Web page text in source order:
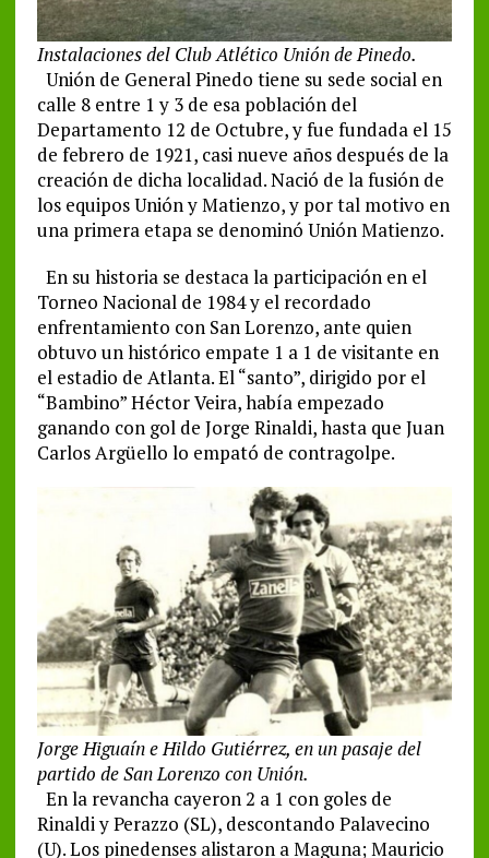
Instalaciones del Club Atlético Unión de Pinedo.
Unión de General Pinedo tiene su sede social en
calle 8 entre 1 y 3 de esa población del
Departamento 12 de Octubre, y fue fundada el 15
de febrero de 1921, casi nueve años después de la
creación de dicha localidad. Nació de la fusión de
los equipos Unión y Matienzo, y por tal motivo en
una primera etapa se denominó Unión Matienzo.
En su historia se destaca la participación en el
Torneo Nacional de 1984 y el recordado
enfrentamiento con San Lorenzo, ante quien
obtuvo un histórico empate 1 a 1 de visitante en
el estadio de Atlanta. El “santo”, dirigido por el
“Bambino” Héctor Veira, había empezado
ganando con gol de Jorge Rinaldi, hasta que Juan
Carlos Argüello lo empató de contragolpe.
Jorge Higuaín e Hildo Gutiérrez, en un pasaje del
partido de San Lorenzo con Unión.
En la revancha cayeron 2 a 1 con goles de
Rinaldi y Perazzo (SL), descontando Palavecino
(U). Los pinedenses alistaron a Maguna; Mauricio